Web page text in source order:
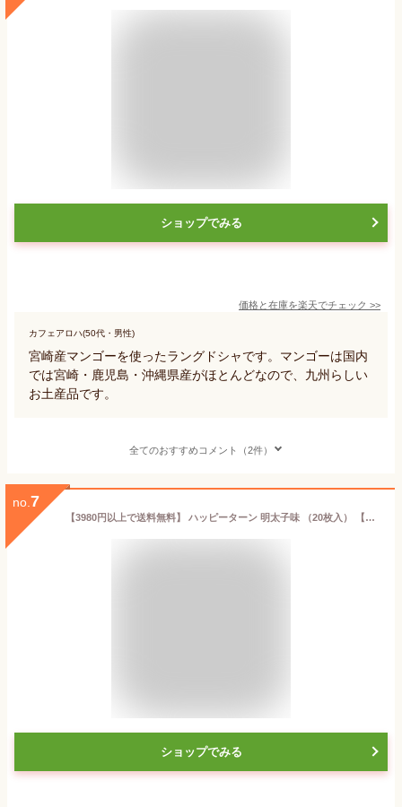
ショップでみる
価格と在庫を楽天でチェック >>
カフェアロハ(50代・男性)
宮崎産マンゴーを使ったラングドシャです。マンゴーは国内
では宮崎・鹿児島・沖縄県産がほとんどなので、九州らしい
お土産品です。
全てのおすすめコメント（2件）
no. 7
【3980円以上で送料無料】 ハッピーターン 明太子味 （20枚入） 【九州限定】 福岡 お土産 贈り物 博多 お菓子 手土産 ギフト プレゼント めんたいこ
ショップでみる